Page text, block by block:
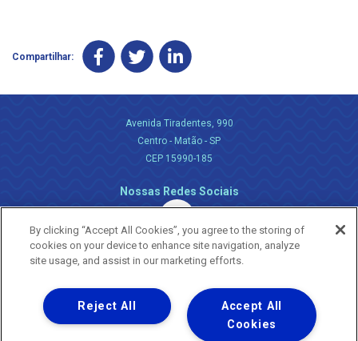
Compartilhar:
Avenida Tiradentes, 990
Centro - Matão - SP
CEP 15990-185
Nossas Redes Sociais
Uma empresa
Copyright ® 2026 - Todos os Direitos Reservados.
By clicking “Accept All Cookies”, you agree to the storing of
cookies on your device to enhance site navigation, analyze
site usage, and assist in our marketing efforts.
Accept All
Cookies
Reject All